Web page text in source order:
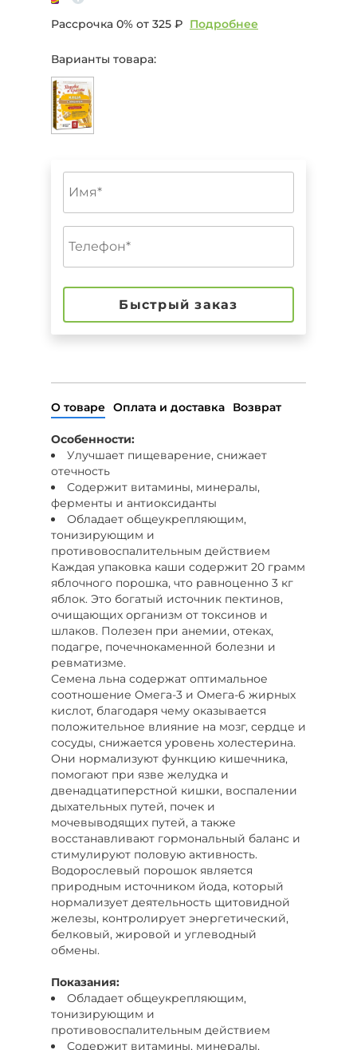
Рассрочка 0% от 325 ₽ Подробнее
Варианты товара:
Быстрый заказ
О товаре Оплата и доставка Возврат
Особенности:
Улучшает пищеварение, снижает
отечность
Содержит витамины, минералы,
ферменты и антиоксиданты
Обладает общеукрепляющим,
тонизирующим и
противовоспалительным действием
Каждая упаковка каши содержит 20 грамм
яблочного порошка, что равноценно 3 кг
яблок. Это богатый источник пектинов,
очищающих организм от токсинов и
шлаков. Полезен при анемии, отеках,
подагре, почечнокаменной болезни и
ревматизме.
Семена льна содержат оптимальное
соотношение Омега-3 и Омега-6 жирных
кислот, благодаря чему оказывается
положительное влияние на мозг, сердце и
сосуды, снижается уровень холестерина.
Они нормализуют функцию кишечника,
помогают при язве желудка и
двенадцатиперстной кишки, воспалении
дыхательных путей, почек и
мочевыводящих путей, а также
восстанавливают гормональный баланс и
стимулируют половую активность.
Водорослевый порошок является
природным источником йода, который
нормализует деятельность щитовидной
железы, контролирует энергетический,
белковый, жировой и углеводный
обмены.
Показания:
Обладает общеукрепляющим,
тонизирующим и
противовоспалительным действием
Содержит витамины, минералы,